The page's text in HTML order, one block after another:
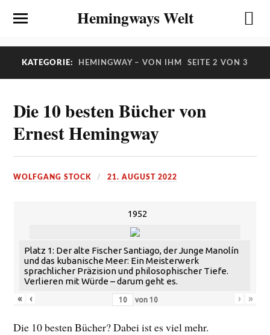
Hemingways Welt
KATEGORIE: HEMINGWAY – VON IHM SEITE 2 VON 3
Die 10 besten Bücher von
Ernest Hemingway
WOLFGANG STOCK 21. AUGUST 2022
1952
Platz 1: Der alte Fischer Santiago, der Junge Manolín
und das kubanische Meer: Ein Meisterwerk
sprachlicher Präzision und philosophischer Tiefe.
Verlieren mit Würde – darum geht es.
«
‹ von 10 › »
Die 10 besten Bücher? Dabei ist es viel mehr.